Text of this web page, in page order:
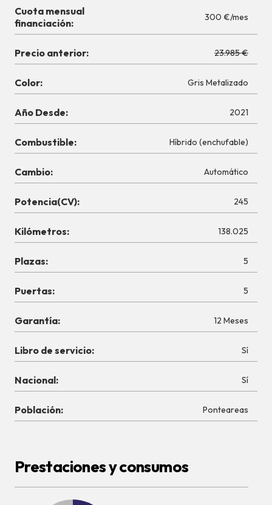
Cuota mensual
financiación:
300 €/mes
Precio anterior: 23.985 €
Color: Gris Metalizado
Año Desde: 2021
Combustible: Híbrido (enchufable)
Cambio: Automático
Potencia(CV): 245
Kilómetros: 138.025
Plazas: 5
Puertas: 5
Garantía: 12 Meses
Libro de servicio: Sí
Nacional: Sí
Población: Ponteareas
Prestaciones y consumos